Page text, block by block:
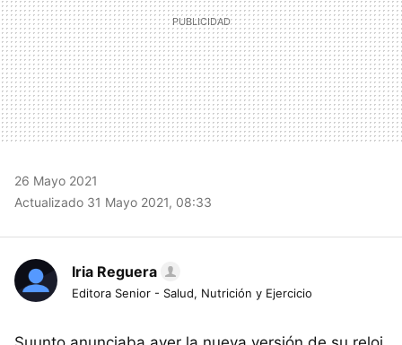
26 Mayo 2021
Actualizado 31 Mayo 2021, 08:33
Iria Reguera
Editora Senior - Salud, Nutrición y Ejercicio